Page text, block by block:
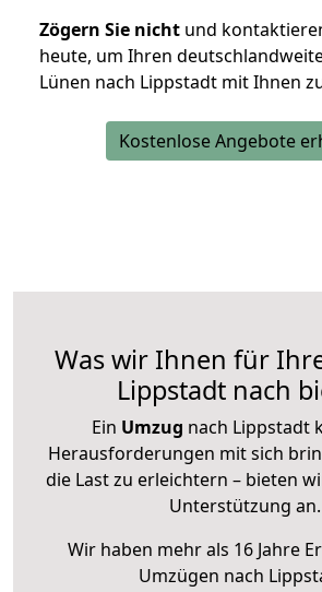
Zögern Sie nicht und
heute, um Ihren
Lünen nach Lippstadt mit Ihnen
Kostenlose Angebote
Was wir Ihnen für
Lippstadt nach
Ein Umzug nach Lippstadt
Herausforderungen mit sich
die Last zu erleichtern – bieten
Unterstützung an.
Wir haben mehr als 16 Jahre
Umzügen nach